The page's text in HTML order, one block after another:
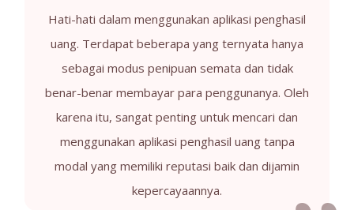
Hati-hati dalam menggunakan aplikasi penghasil
uang. Terdapat beberapa yang ternyata hanya
sebagai modus penipuan semata dan tidak
benar-benar membayar para penggunanya. Oleh
karena itu, sangat penting untuk mencari dan
menggunakan aplikasi penghasil uang tanpa
modal yang memiliki reputasi baik dan dijamin
kepercayaannya.